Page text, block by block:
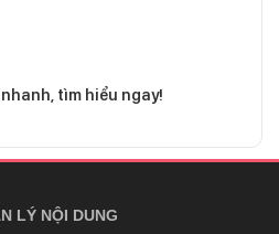
tìm hiểu ngay!
LÝ NỘI DUNG